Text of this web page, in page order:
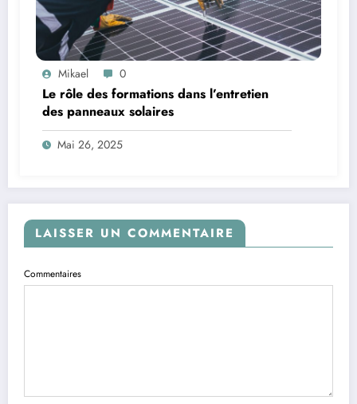
Mikael 0
Le rôle des formations dans l’entretien
des panneaux solaires
Mai 26, 2025
LAISSER UN COMMENTAIRE
Commentaires